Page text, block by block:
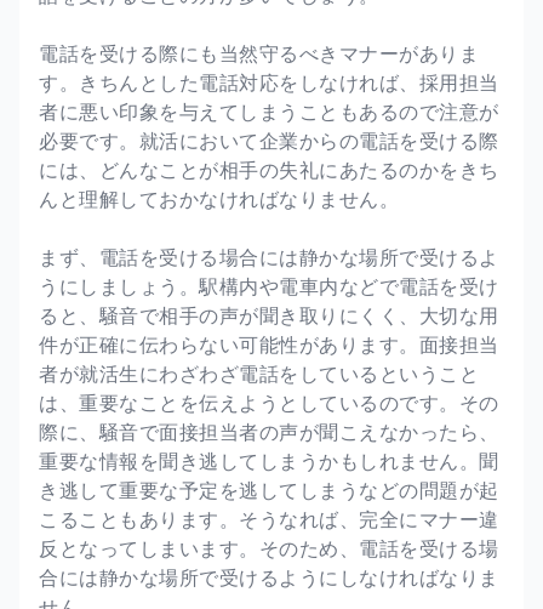
電話を受ける際にも当然守るべきマナーがありま
す。きちんとした電話対応をしなければ、採用担当
者に悪い印象を与えてしまうこともあるので注意が
必要です。就活において企業からの電話を受ける際
には、どんなことが相手の失礼にあたるのかをきち
んと理解しておかなければなりません。
まず、電話を受ける場合には静かな場所で受けるよ
うにしましょう。駅構内や電車内などで電話を受け
ると、騒音で相手の声が聞き取りにくく、大切な用
件が正確に伝わらない可能性があります。面接担当
者が就活生にわざわざ電話をしているということ
は、重要なことを伝えようとしているのです。その
際に、騒音で面接担当者の声が聞こえなかったら、
重要な情報を聞き逃してしまうかもしれません。聞
き逃して重要な予定を逃してしまうなどの問題が起
こることもあります。そうなれば、完全にマナー違
反となってしまいます。そのため、電話を受ける場
合には静かな場所で受けるようにしなければなりま